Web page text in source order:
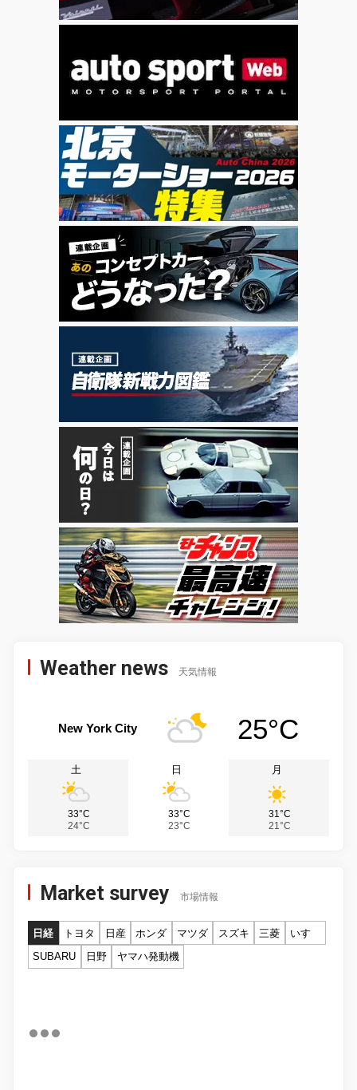
Weather news 天気情報
New York City 25°C
土
33°C
24°C
日
33°C
23°C
月
31°C
21°C
Market survey 市場情報
日経 トヨタ 日産 ホンダ マツダ スズキ 三菱
いすゞ
SUBARU
日野 ヤマハ発動機